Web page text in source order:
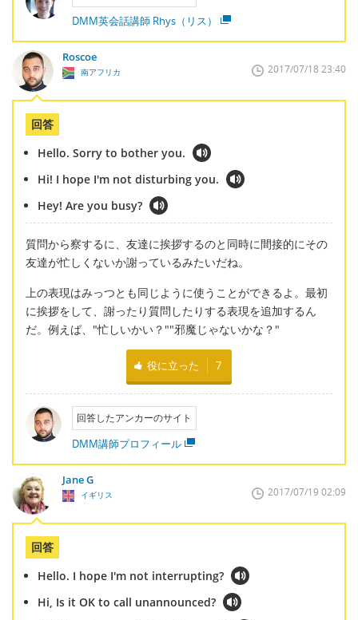
DMM英会話講師 Rhys（リス）
Roscoe
南アフリカ 2017/07/18 23:40
回答
Hello. Sorry to bother you.
Hi! I hope I'm not disturbing you.
Hey! Are you busy?
質問から察するに、友達に挨拶するのと同時に間接的にその
友達が忙しくないか謝っているみたいだね。
上の表現はみっつとも同じように使うことができるよ。最初
に挨拶をして、謝ったり質問したりする表現を追加するん
だ。例えば、"忙しいかい？""邪魔じゃないかな？"
役に立った 7
回答したアンカーのサイト
DMM講師プロフィール
Jane G
イギリス 2017/07/19 02:09
回答
Hello. I hope I'm not interrupting?
Hi, Is it OK to call unannounced?